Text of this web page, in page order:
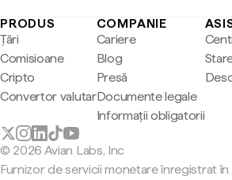
PRODUS
Țări
Comisioane
Cripto
Convertor valutar
COMPANIE
Cariere
Blog
Presă
Documente legale
Informații obligatorii
© 2026 Avian Labs, Inc
Furnizor de servicii monetare înregistrat în